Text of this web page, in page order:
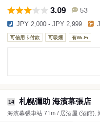
3.09 53
JPY 2,000 - JPY 2,999
可信用卡付款 可吸煙 有Wi-Fi
14 札幌彌助 海濱幕張店
海濱幕張車站 71m / 居酒屋 (酒館),